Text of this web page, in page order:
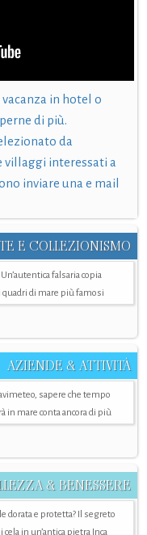
in hotel o
di più.
da
interessati a
inviare una e mail
E COLLEZIONISMO
Un’autentica falsaria copia
i quadri di mare più famosi
AZIENDE & ATTIVITÀ
sapere che tempo
in mare conta ancora di più
& BENESSERE
dorata e protetta? Il segreto
cela in un’antica pietra Inca